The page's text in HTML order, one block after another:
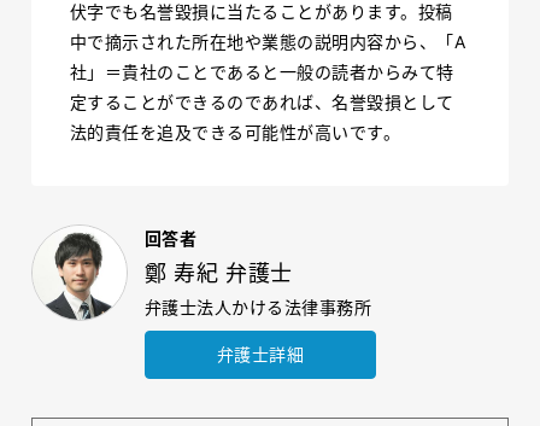
伏字でも名誉毀損に当たることがあります。投稿
中で摘示された所在地や業態の説明内容から、「A
社」＝貴社のことであると一般の読者からみて特
定することができるのであれば、名誉毀損として
法的責任を追及できる可能性が高いです。
回答者
鄭 寿紀 弁護士
弁護士法人かける法律事務所
弁護士詳細